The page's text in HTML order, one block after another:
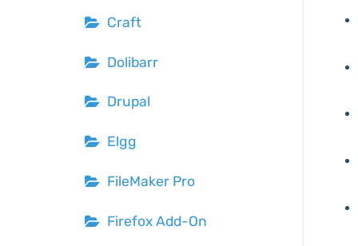
Craft
Dolibarr
Drupal
Elgg
FileMaker Pro
Firefox Add-On